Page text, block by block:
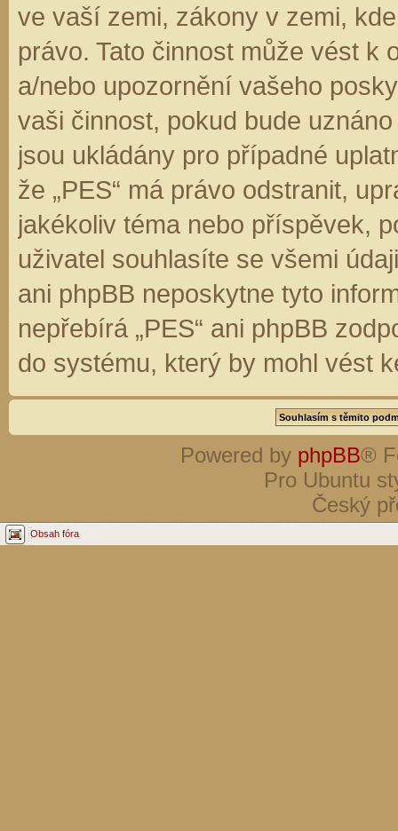
ve vaší zemi, zákony v zemi,
právo. Tato činnost může vést k
a/nebo upozornění vašeho
vaši činnost, pokud bude
jsou ukládány pro případné
že „PES“ má právo odstranit,
jakékoliv téma nebo příspěvek,
uživatel souhlasíte se všemi
ani phpBB neposkytne tyto
nepřebírá „PES“ ani phpBB
do systému, který by mohl vést
Powered by phpBB®
Pro Ubuntu
Český
Obsah fóra